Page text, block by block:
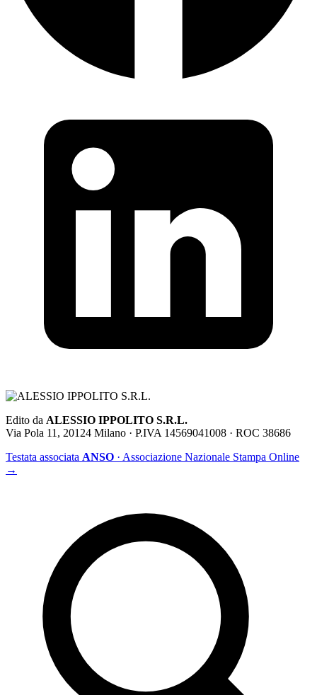
Edito da ALESSIO IPPOLITO S.R.L.
Via Pola 11, 20124 Milano · P.IVA 14569041008 · ROC 38686
Testata associata ANSO · Associazione Nazionale Stampa Online
→